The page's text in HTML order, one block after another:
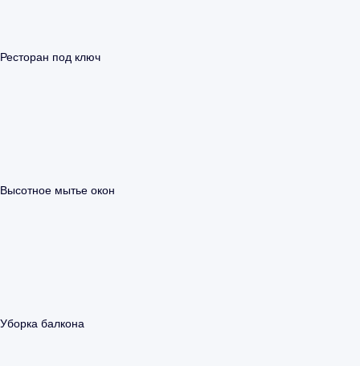
Ресторан под ключ
Высотное мытье окон
Уборка балкона